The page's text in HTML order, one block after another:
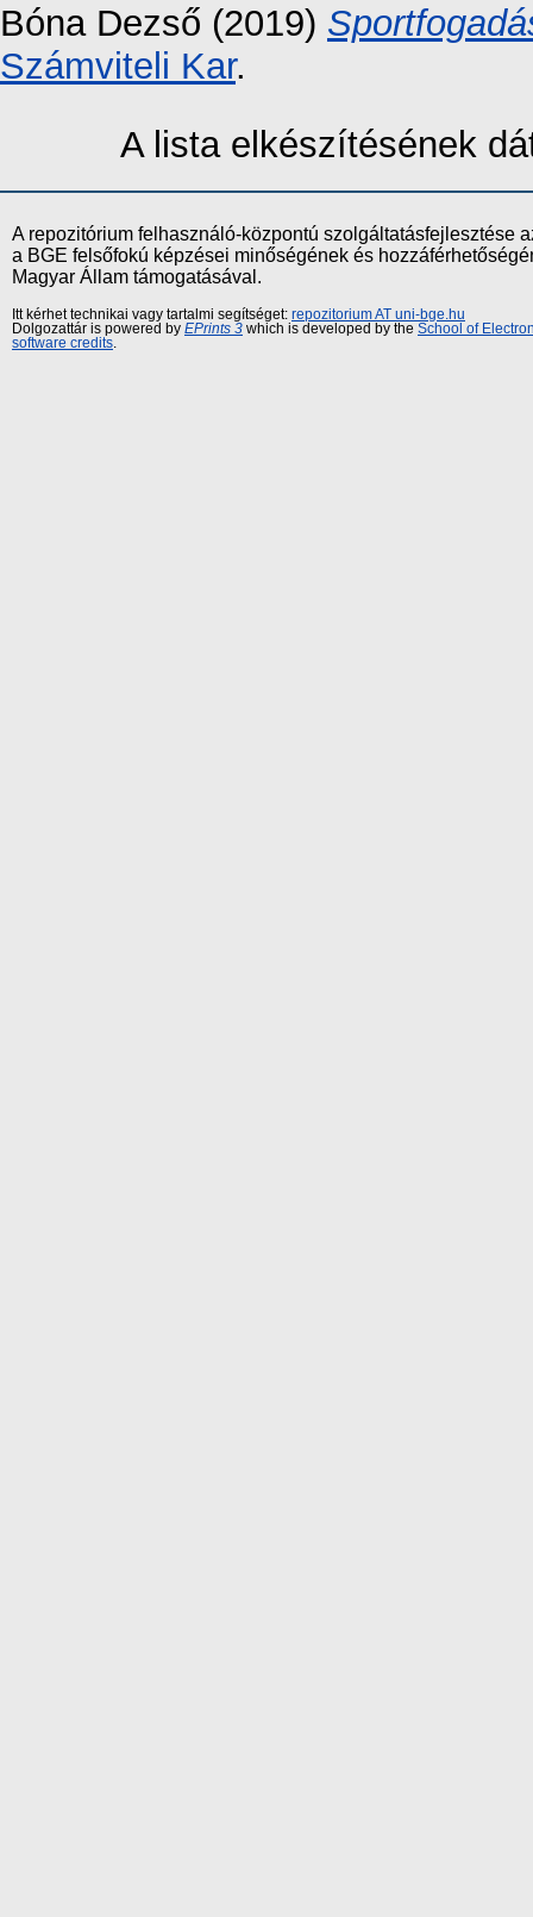
Bóna Dezső (2019)
Számviteli Kar.
A lista elkészítésének
A repozitórium felhasználó-központú szolgáltatásfejlesztése
a BGE felsőfokú képzései minőségének és
Magyar Állam támogatásával.
Itt kérhet technikai vagy tartalmi segítséget: repozitorium AT uni-bge.hu
Dolgozattár is powered by EPrints 3 which is developed by the School of
software credits